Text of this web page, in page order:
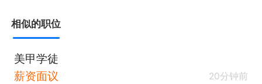
相似的职位
美甲学徒
薪资面议
20分钟前